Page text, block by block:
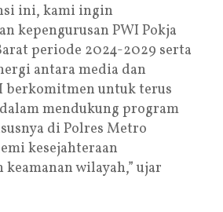
ini, kami ingin
kepengurusan PWI Pokja
periode 2024-2029 serta
antara media dan
berkomitmen untuk terus
mendukung program
di Polres Metro
kesejahteraan
wilayah,” ujar